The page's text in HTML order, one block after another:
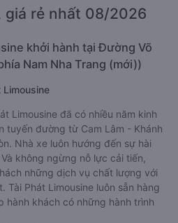
giá rẻ nhất 08/2026
khởi hành tại Đường Võ
Nam Nha Trang (mới))
Limousine
Limousine đã có nhiều năm kinh
tuyến đường từ Cam Lâm - Khánh
Nhà xe luôn hướng đến sự hài
không ngừng nỗ lực cải tiến,
những dịch vụ chất lượng với
Tài Phát Limousine luôn sẵn hàng
hành khách có những hành trình